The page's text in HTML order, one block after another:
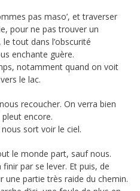
pas maso’, et traverser
pour ne pas trouver un
tout dans l’obscurité
enchante guère.
notamment quand on voit
le lac.
recoucher. On verra bien
encore.
sort voir le ciel.
le monde part, sauf nous.
par se lever. Et puis, de
partie très raide du chemin.